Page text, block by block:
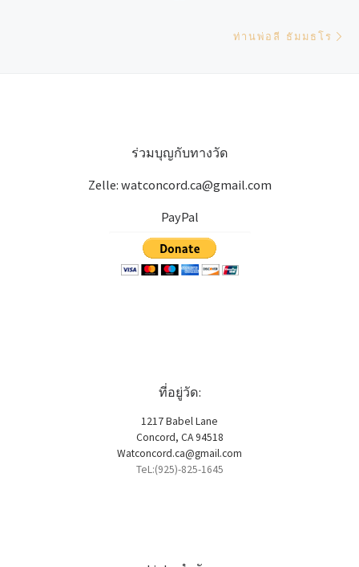
ท่านพ่อลี ธัมมธโร
ร่วมบุญกับทางวัด
Zelle: watconcord.ca@gmail.com
PayPal
ที่อยู่วัด:
1217 Babel Lane
Concord, CA 94518
Watconcord.ca@gmail.com
TeL:(925)-825-1645